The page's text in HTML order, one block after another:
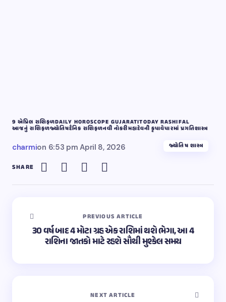
9 એપ્રિલ રાશિફળDAILY HOROSCOPE GUJARATITODAY RASHIFAL
આજનું રાશિફળજ્યોતિષદૈનિક રાશિફળનવી નોકરીમહાદેવની કૃપાવેપારમાં પ્રગતિશાસ્ત્ર
charmion 6:53 pm April 8, 2026 જ્યોતિષ શાસ્ત્ર
SHARE
PREVIOUS ARTICLE
30 વર્ષ બાદ 4 મોટા ગ્રહ એક રાશિમાં થશે ભેગા, આ 4
રાશિના જાતકો માટે રહશે સૌથી મુશ્કેલ સમય
NEXT ARTICLE